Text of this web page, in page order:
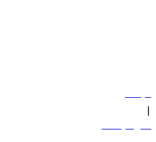
سياساتنا
|
الشروط والأحكام